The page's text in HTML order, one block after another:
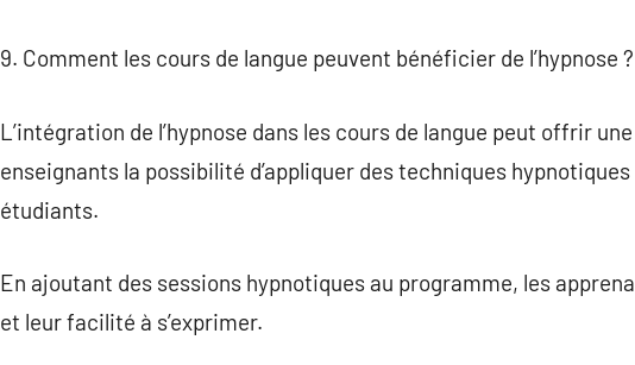
9. Comment les cours de langue peuvent bénéficier de l’hypnose ?
L’intégration de l’hypnose dans les cours de langue peut offrir
enseignants la possibilité d’appliquer des techniques
étudiants.
En ajoutant des sessions hypnotiques au programme, les
et leur facilité à s’exprimer.